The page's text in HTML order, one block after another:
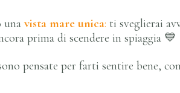
una vista mare unica: ti sveglierai
prima di scendere in spiaggia 💙
pensate per farti sentire bene, con